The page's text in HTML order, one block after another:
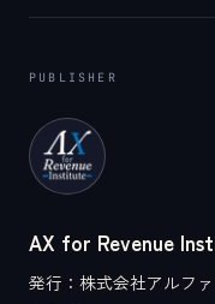
PUBLISHER
AX for Revenue
発行： 株式会社アルフ